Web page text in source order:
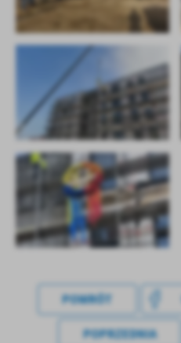
treści w postaci wiadomości,
POWRÓT
POPRZEDNIA